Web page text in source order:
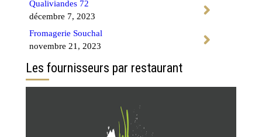
Qualiviandes 72
décembre 7, 2023
Fromagerie Souchal
novembre 21, 2023
Les fournisseurs par restaurant